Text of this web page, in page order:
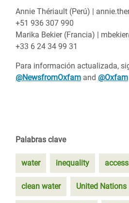
Annie Thériault (Perú) |
+51 936 307 990
Marika Bekier (Francia) |
+33 6 24 34 99 31
Para información actualizada,
@NewsfromOxfam and @Oxfam
Palabras clave
water inequality
clean water United Nations